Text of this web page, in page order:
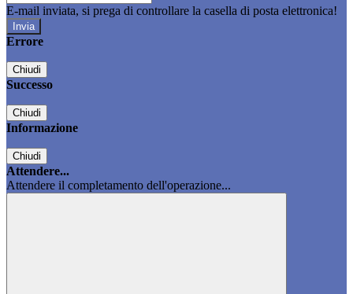
E-mail inviata, si prega di controllare la casella di posta elettronica!
Errore
Chiudi
Successo
Chiudi
Informazione
Chiudi
Attendere...
Attendere il completamento dell'operazione...